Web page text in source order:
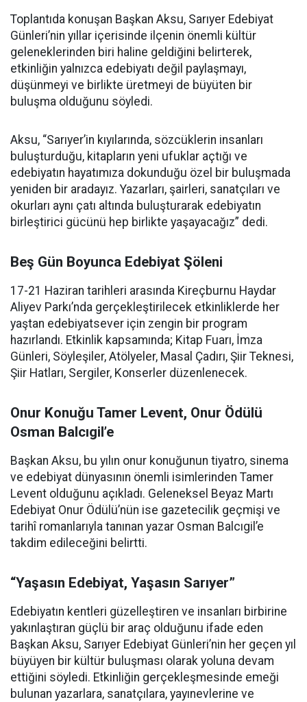
Toplantıda konuşan Başkan Aksu, Sarıyer Edebiyat
Günleri’nin yıllar içerisinde ilçenin önemli kültür
geleneklerinden biri haline geldiğini belirterek,
etkinliğin yalnızca edebiyatı değil paylaşmayı,
düşünmeyi ve birlikte üretmeyi de büyüten bir
buluşma olduğunu söyledi.
Aksu, “Sarıyer’in kıyılarında, sözcüklerin insanları
buluşturduğu, kitapların yeni ufuklar açtığı ve
edebiyatın hayatımıza dokunduğu özel bir buluşmada
yeniden bir aradayız. Yazarları, şairleri, sanatçıları ve
okurları aynı çatı altında buluşturarak edebiyatın
birleştirici gücünü hep birlikte yaşayacağız” dedi.
Beş Gün Boyunca Edebiyat Şöleni
17-21 Haziran tarihleri arasında Kireçburnu Haydar
Aliyev Parkı’nda gerçekleştirilecek etkinliklerde her
yaştan edebiyatsever için zengin bir program
hazırlandı. Etkinlik kapsamında; Kitap Fuarı, İmza
Günleri, Söyleşiler, Atölyeler, Masal Çadırı, Şiir Teknesi,
Şiir Hatları, Sergiler, Konserler düzenlenecek.
Onur Konuğu Tamer Levent, Onur Ödülü
Osman Balcıgil’e
Başkan Aksu, bu yılın onur konuğunun tiyatro, sinema
ve edebiyat dünyasının önemli isimlerinden Tamer
Levent olduğunu açıkladı. Geleneksel Beyaz Martı
Edebiyat Onur Ödülü’nün ise gazetecilik geçmişi ve
tarihî romanlarıyla tanınan yazar Osman Balcıgil’e
takdim edileceğini belirtti.
“Yaşasın Edebiyat, Yaşasın Sarıyer”
Edebiyatın kentleri güzelleştiren ve insanları birbirine
yakınlaştıran güçlü bir araç olduğunu ifade eden
Başkan Aksu, Sarıyer Edebiyat Günleri’nin her geçen yıl
büyüyen bir kültür buluşması olarak yoluna devam
ettiğini söyledi. Etkinliğin gerçekleşmesinde emeği
bulunan yazarlara, sanatçılara, yayınevlerine ve